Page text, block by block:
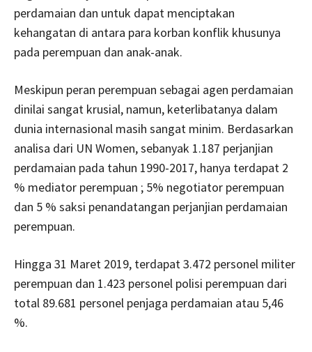
perdamaian dan untuk dapat menciptakan
kehangatan di antara para korban konflik khusunya
pada perempuan dan anak-anak.
Meskipun peran perempuan sebagai agen perdamaian
dinilai sangat krusial, namun, keterlibatanya dalam
dunia internasional masih sangat minim. Berdasarkan
analisa dari UN Women, sebanyak 1.187 perjanjian
perdamaian pada tahun 1990-2017, hanya terdapat 2
% mediator perempuan ; 5% negotiator perempuan
dan 5 % saksi penandatangan perjanjian perdamaian
perempuan.
Hingga 31 Maret 2019, terdapat 3.472 personel militer
perempuan dan 1.423 personel polisi perempuan dari
total 89.681 personel penjaga perdamaian atau 5,46
%.